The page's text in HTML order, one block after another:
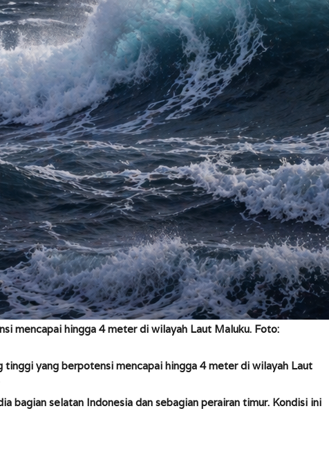
mencapai hingga 4 meter di wilayah Laut Maluku. Foto:
yang berpotensi mencapai hingga 4 meter di wilayah Laut
bagian selatan Indonesia dan sebagian perairan timur. Kondisi ini